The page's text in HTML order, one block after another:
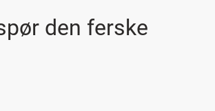
den ferske